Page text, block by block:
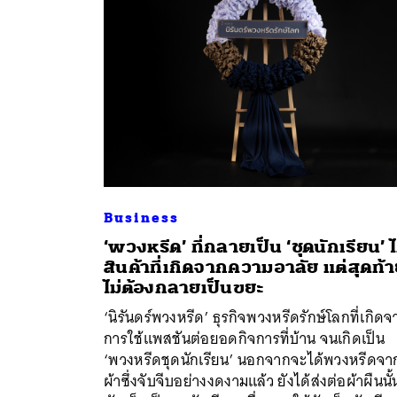
Business
‘พวงหรีด’ ที่กลายเป็น ‘ชุดนักเรียน’
สินค้าที่เกิดจากความอาลัย แต่สุดท้
ไม่ต้องกลายเป็นขยะ
‘นิรันดร์พวงหรีด’ ธุรกิจพวงหรีดรักษ์โลกที่เกิดจ
การใช้แพสชันต่อยอดกิจการที่บ้าน จนเกิดเป็น
‘พวงหรีดชุดนักเรียน’ นอกจากจะได้พวงหรีดจา
ผ้าซึ่งจับจีบอย่างงดงามแล้ว ยังได้ส่งต่อผ้าผืนนั้